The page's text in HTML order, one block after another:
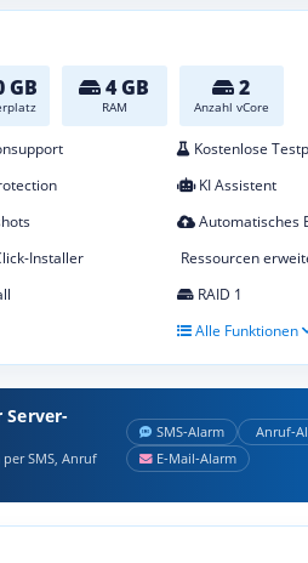
GB 4 GB
RAM
2
Anzahl vCore
Kostenlose
KI Assistent
Automatisches
Installer
Ressourcen
RAID 1
Alle Funktionen
SMS, Anruf
SMS‑Alarm
E‑Mail‑Alarm